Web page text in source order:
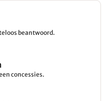
beantwoord.
concessies.